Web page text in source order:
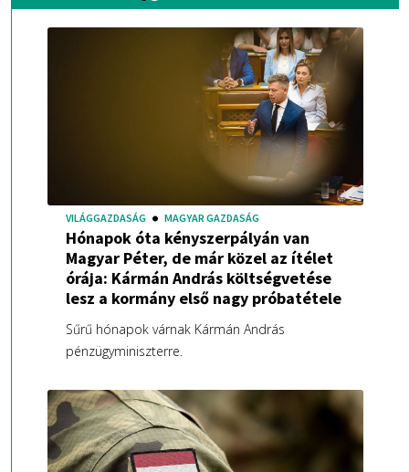
VILÁGGAZDASÁG MAGYAR GAZDASÁG
Hónapok óta kényszerpályán van
Magyar Péter, de már közel az ítélet
órája: Kármán András költségvetése
lesz a kormány első nagy próbatétele
Sűrű hónapok várnak Kármán András
pénzügyminiszterre.